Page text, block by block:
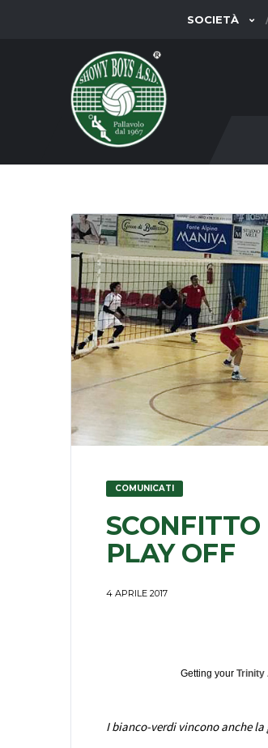
SOCIETÀ
COMUNICATI
PLAY OFF
4 APRILE 2017
Getting your Trinity
I bianco-verdi vincono anche